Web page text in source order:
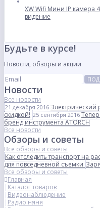
XW Wifi Мини IP камера
видение
Будьте в курсе!
Новости, обзоры и акции
Новости
Все новости
21 декабря 2016 Электрический
скидкой! 25 сентября 2016
бренд инструмента ATORCH
Все новости
Обзоры и советы
Все обзоры и советы
Как отследить транспорт на
для повседневной съемки
Все обзоры и советы
Главная
Каталог товаров
Видеонаблюдение
Радио няня